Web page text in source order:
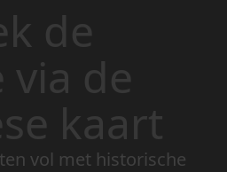
de
via de
kaart
vol met historische